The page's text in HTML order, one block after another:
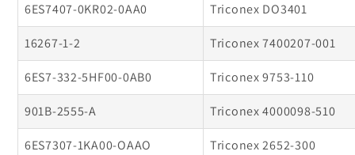
6ES7407-0KR02-0AA0 Triconex DO3401
16267-1-2 Triconex 7400207-001
6ES7-332-5HF00-0AB0 Triconex 9753-110
901B-2555-A Triconex 4000098-510
6ES7307-1KA00-OAAO Triconex 2652-300